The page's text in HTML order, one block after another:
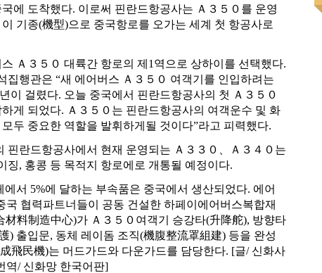
에 도착했다. 이로써 핀란드항공사는 Ａ３５０를 운영
기종(機型)으로 중국항로를 오가는 세계 첫 항공사로
Ａ３５０ 대륙간 항로의 제1역으로 상하이를 선택했다.
집행관은 “새 에어버스 Ａ３５０ 여객기를 인입하려는
이 걸렸다. 오늘 중국에서 핀란드항공사의 첫 Ａ３５０
게 되었다. Ａ３５０는 핀란드항공사의 여객운수 및 화
두 중요한 역할을 발휘하게될 것이다”라고 피력했다.
핀란드항공사에서 현재 운영되는 Ａ３３０、Ａ３４０는
징, 홍콩 등 목적지 항로에로 개통될 예정이다.
서 5%에 달하는 부속품은 중국에서 생산되었다. 에어
국 협력파트너들이 공동 건설한 하페이에어버스복합재
材料制造中心)가 Ａ３５０여객기 승강타(升降舵), 방향타
) 출입문, 동체 레이돔 조직(機腹整流罩組建) 등을 완성
飛民機)는 머드가드와 다운가드를 담당한다. [글/ 신화사
역/ 신화망 한국어판]